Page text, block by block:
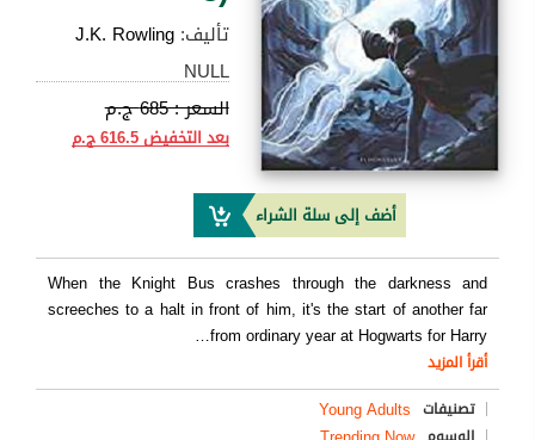
تأليف:J.K. Rowling
NULL
السعر :685 ج.م
بعد التخفيض616.5 ج.م
أضف إلى سلة الشراء
When the Knight Bus crashes through the darkness and
screeches to a halt in front of him, it's the start of another far
from ordinary year at Hogwarts for Harry
…
أقرأ المزيد
تصنيفات Young Adults